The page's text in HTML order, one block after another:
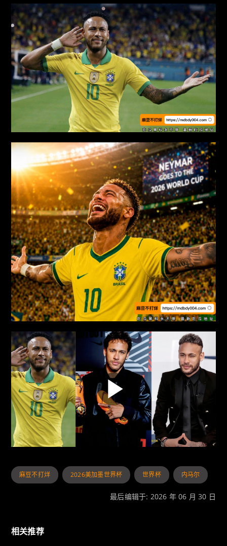
麻豆不打烊 2026美加墨世界杯 世界杯 内马尔
最后编辑于: 2026 年 06 月 30 日
相关推荐